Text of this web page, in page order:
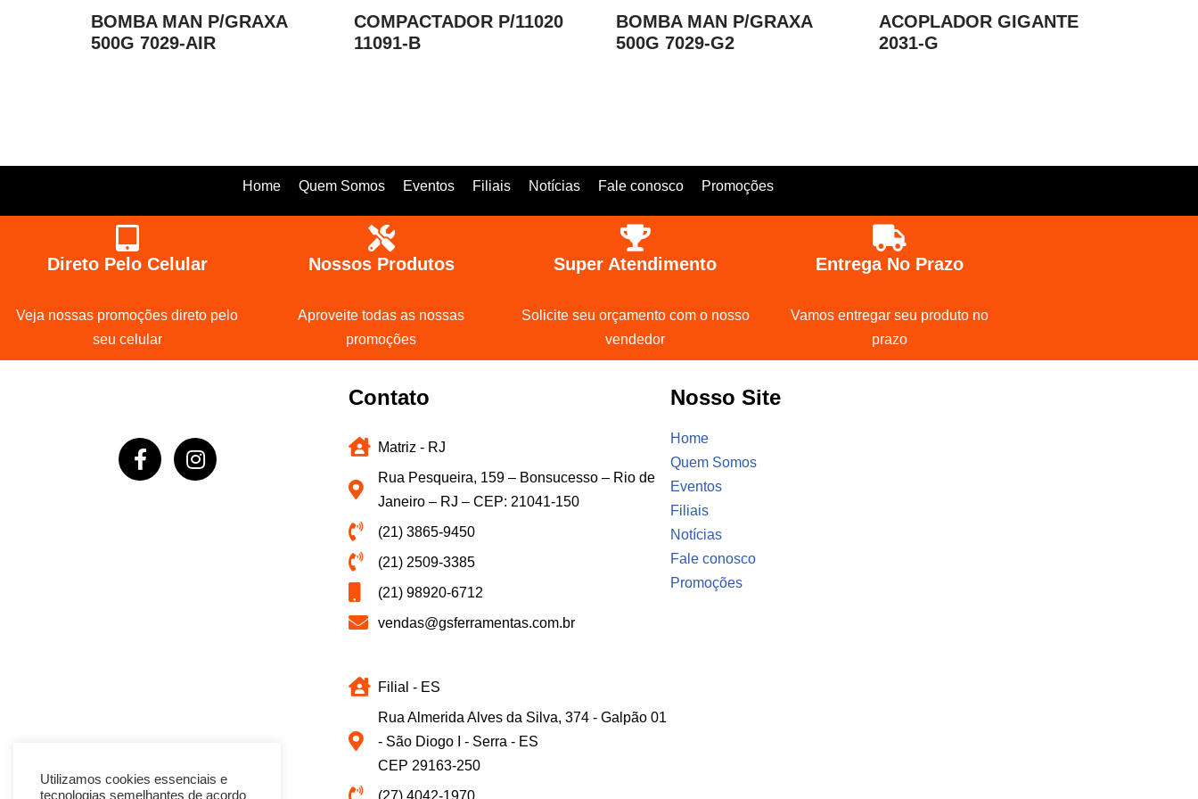
BOMBA MAN P/GRAXA
500G 7029-AIR
COMPACTADOR P/11020
11091-B
BOMBA MAN P/GRAXA
500G 7029-G2
ACOPLADOR GIGANTE
2031-G
Home Quem Somos Eventos Filiais Notícias Fale conosco Promoções
Direto Pelo Celular
Veja nossas promoções direto pelo
seu celular
Nossos Produtos
Aproveite todas as nossas
promoções
Super Atendimento
Solicite seu orçamento com o nosso
vendedor
Entrega No Prazo
Vamos entregar seu produto no
prazo
Contato
Matriz - RJ
Rua Pesqueira, 159 – Bonsucesso – Rio de
Janeiro – RJ – CEP: 21041-150
(21) 3865-9450
(21) 2509-3385
(21) 98920-6712
vendas@gsferramentas.com.br
Filial - ES
Rua Almerida Alves da Silva, 374 - Galpão 01
- São Diogo I - Serra - ES
CEP 29163-250
(27) 4042-1970
Nosso Site
Home
Quem Somos
Eventos
Filiais
Notícias
Fale conosco
Promoções
Utilizamos cookies essenciais e
tecnologias semelhantes de acordo